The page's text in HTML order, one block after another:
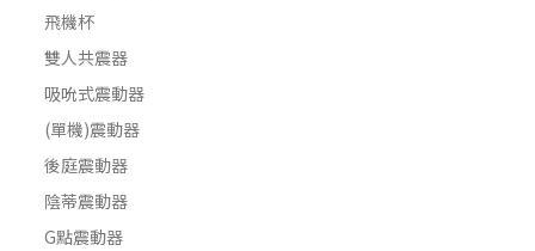
飛機杯
雙人共震器
吸吮式震動器
(單機)震動器
後庭震動器
陰蒂震動器
G點震動器